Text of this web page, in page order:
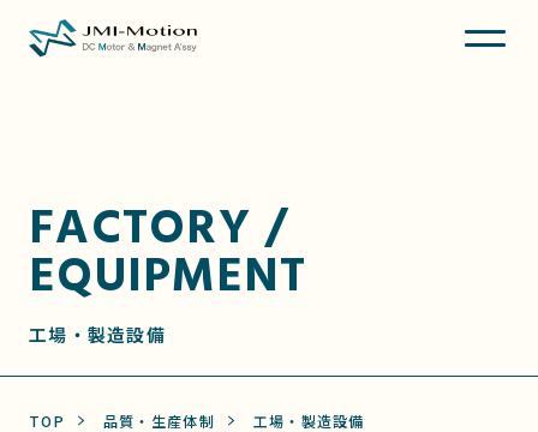
FACTORY /
EQUIPMENT
工場・製造設備
TOP 品質・生産体制 工場・製造設備